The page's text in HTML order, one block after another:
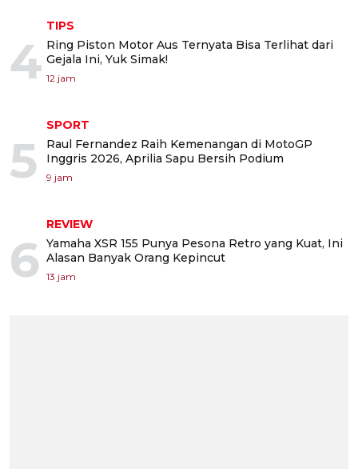
4
TIPS
Ring Piston Motor Aus Ternyata Bisa Terlihat dari
Gejala Ini, Yuk Simak!
12 jam
5
SPORT
Raul Fernandez Raih Kemenangan di MotoGP
Inggris 2026, Aprilia Sapu Bersih Podium
9 jam
6
REVIEW
Yamaha XSR 155 Punya Pesona Retro yang Kuat, Ini
Alasan Banyak Orang Kepincut
13 jam